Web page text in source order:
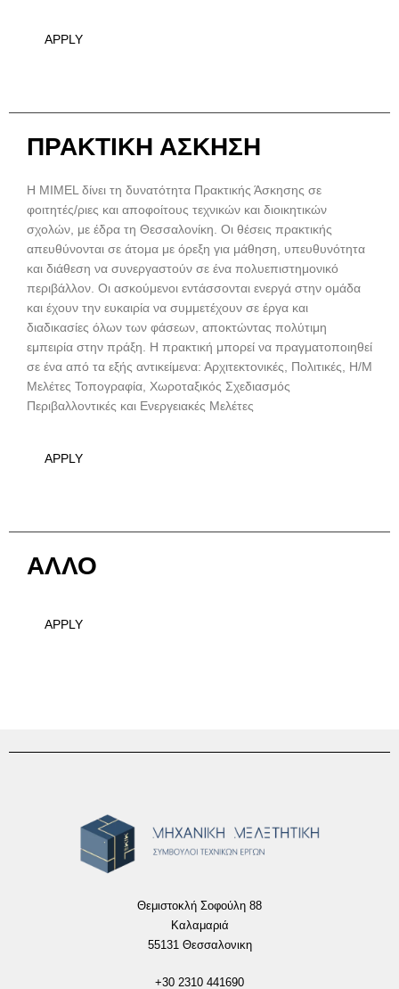
APPLY
ΠΡΑΚΤΙΚΗ ΑΣΚΗΣΗ
Η MIMEL δίνει τη δυνατότητα Πρακτικής Άσκησης σε
φοιτητές/ριες και αποφοίτους τεχνικών και διοικητικών
σχολών, με έδρα τη Θεσσαλονίκη. Οι θέσεις πρακτικής
απευθύνονται σε άτομα με όρεξη για μάθηση, υπευθυνότητα
και διάθεση να συνεργαστούν σε ένα πολυεπιστημονικό
περιβάλλον. Οι ασκούμενοι εντάσσονται ενεργά στην ομάδα
και έχουν την ευκαιρία να συμμετέχουν σε έργα και
διαδικασίες όλων των φάσεων, αποκτώντας πολύτιμη
εμπειρία στην πράξη. Η πρακτική μπορεί να πραγματοποιηθεί
σε ένα από τα εξής αντικείμενα: Αρχιτεκτονικές, Πολιτικές, Η/Μ
Μελέτες Τοπογραφία, Χωροταξικός Σχεδιασμός
Περιβαλλοντικές και Ενεργειακές Μελέτες
APPLY
ΑΛΛΟ
APPLY
Θεμιστοκλή Σοφούλη 88
Καλαμαριά
55131 Θεσσαλονικη
+30 2310 441690